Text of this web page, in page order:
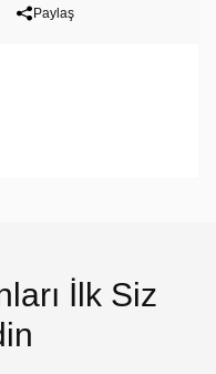
Paylaş
İlk Siz